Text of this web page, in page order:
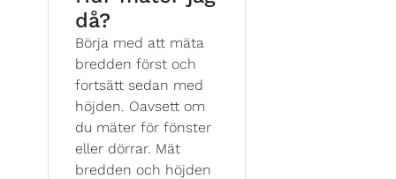
då?
Börja med att mäta
bredden först och
fortsätt sedan med
höjden. Oavsett om
du mäter för fönster
eller dörrar. Mät
bredden och höjden